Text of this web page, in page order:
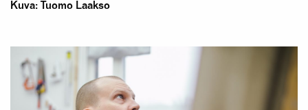
Kuva: Tuomo Laakso